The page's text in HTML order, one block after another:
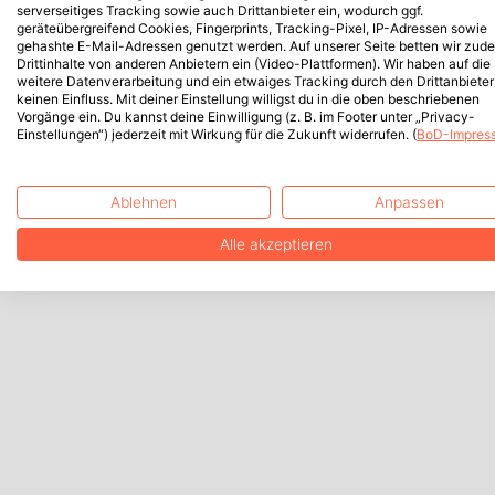
serverseitiges Tracking sowie auch Drittanbieter ein, wodurch ggf.
geräteübergreifend Cookies, Fingerprints, Tracking-Pixel, IP-Adressen sowie
gehashte E-Mail-Adressen genutzt werden. Auf unserer Seite betten wir
Drittinhalte von anderen Anbietern ein (Video-Plattformen). Wir haben auf die
weitere Datenverarbeitung und ein etwaiges Tracking durch den Drittanbieter
keinen Einfluss. Mit deiner Einstellung willigst du in die oben beschriebenen
Vorgänge ein. Du kannst deine Einwilligung (z. B. im Footer unter „Privacy-
Einstellungen“) jederzeit mit Wirkung für die Zukunft widerrufen. (BoD-
Ablehnen Anpassen
Alle akzeptieren